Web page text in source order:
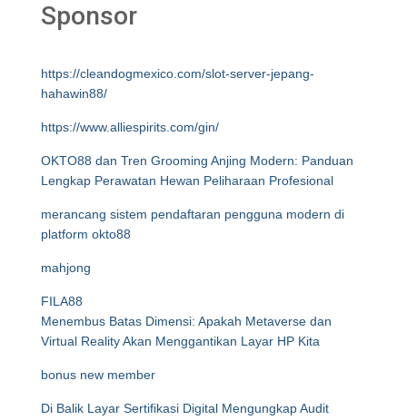
Sponsor
https://cleandogmexico.com/slot-server-jepang-
hahawin88/
https://www.alliespirits.com/gin/
OKTO88 dan Tren Grooming Anjing Modern: Panduan
Lengkap Perawatan Hewan Peliharaan Profesional
merancang sistem pendaftaran pengguna modern di
platform okto88
mahjong
FILA88
Menembus Batas Dimensi: Apakah Metaverse dan
Virtual Reality Akan Menggantikan Layar HP Kita
bonus new member
Di Balik Layar Sertifikasi Digital Mengungkap Audit